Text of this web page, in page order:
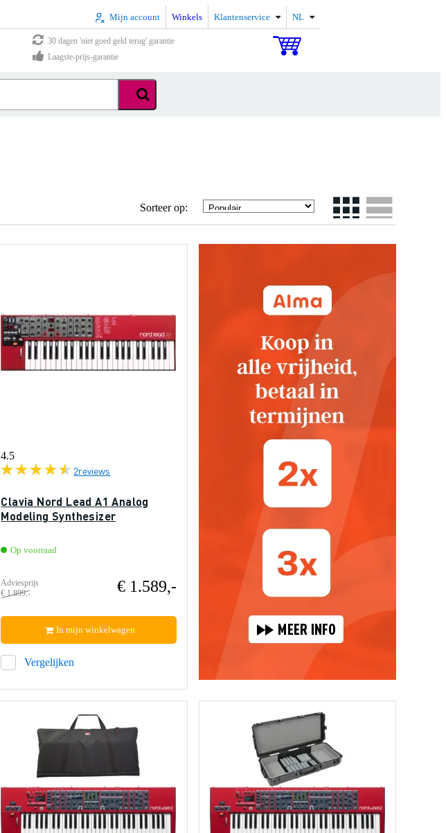
Mijn account Winkels Klantenservice NL
30 dagen 'niet goed geld terug' garantie
Laagste-prijs-garantie
Sorteer op:
4.5
2reviews
Clavia Nord Lead A1 Analog
Modeling Synthesizer
Op voorraad
Adviesprijs
€ 1.899,-
€ 1.589,-
Vergelijken
In mijn winkelwagen